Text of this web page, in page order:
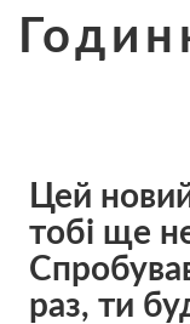
Цей
тобі ще
раз, ти